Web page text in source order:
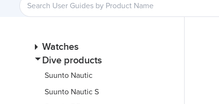
Watches
Dive products
Suunto Nautic
Suunto Nautic S